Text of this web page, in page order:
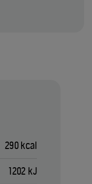
290 kcal
1202 kJ